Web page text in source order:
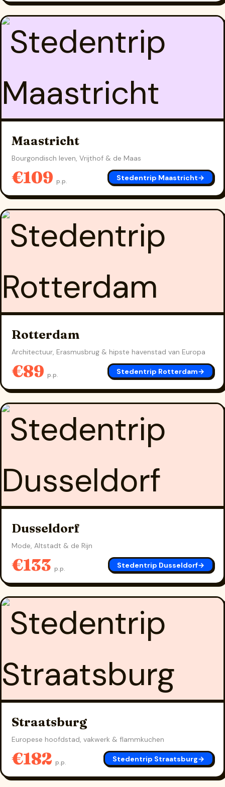
Maastricht
Bourgondisch leven, Vrijthof & de Maas
€109 p.p. Stedentrip Maastricht→
Rotterdam
Architectuur, Erasmusbrug & hipste havenstad van Europa
€89 p.p. Stedentrip Rotterdam→
Dusseldorf
Mode, Altstadt & de Rijn
€133 p.p. Stedentrip Dusseldorf→
Straatsburg
Europese hoofdstad, vakwerk & flammkuchen
€182 p.p. Stedentrip Straatsburg→